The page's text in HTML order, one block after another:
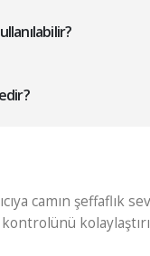
camın şeffaflık